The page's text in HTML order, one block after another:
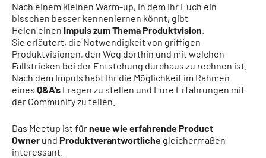
Nach einem kleinen Warm-up, in dem Ihr Euch ein
bisschen besser kennenlernen könnt, gibt
Helen einen Impuls zum Thema Produktvision
Sie erläutert, die Notwendigkeit von griffigen
Produktvisionen, den Weg dorthin und mit welchen
Fallstricken bei der Entstehung durchaus zu rechnen ist.
Nach dem Impuls habt Ihr die Möglichkeit im Rahmen
eines Q&A’s Fragen zu stellen und Eure Erfahrungen mit
der Community zu teilen.
Das Meetup ist fürneue wie erfahrende Product
Owner und Produktverantwortliche gleichermaßen
interessant.